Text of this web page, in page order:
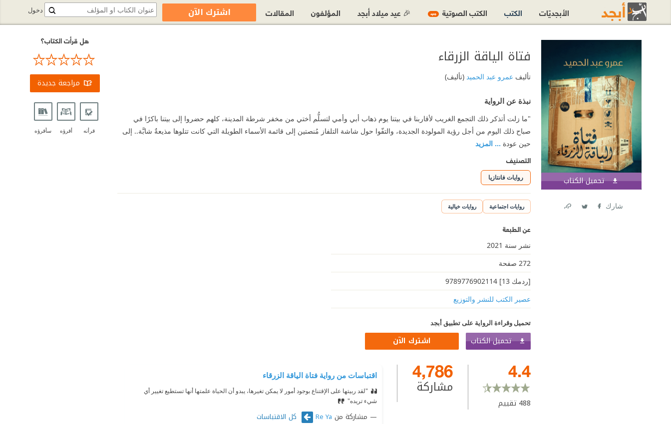
تحميل الكتاب اشترك الآن
شارك
فتاة الياقة الزرقاء
تأليف عمرو عبد الحميد(تأليف)
نبذة عن الرواية
"ما زلت أتذكر ذلك التجمع الغريب لأقاربنا في بيتنا يوم ذهاب أبي وأمي لتسلُّم أختي من مخفر شرطة المدينة، كلهم حضروا إلى بيتنا باكرًا في
صباح ذلك اليوم من أجل رؤية المولودة الجديدة، والتفّوا حول شاشة التلفاز مُنصتين إلى قائمة الأسماء الطويلة التي كانت تتلوها مذيعةٌ شابَّة.. إلى
حين عودة ... المزيد
التصنيف
روايات فانتازيا
روايات اجتماعية روايات خيالية
عن الطبعة
نشر سنة 2021
272 صفحة
[ردمك 13] 9789776902114
عصير الكتب للنشر والتوزيع
تحميل وقراءة الرواية على تطبيق أبجد
تحميل الكتاب اشترك الآن
4.4
488 تقييم
4,786
مشاركة
اقتباسات من رواية فتاة الياقة الزرقاء
"لقد ربيتها على الإقتناع بوجود أمور لا يمكن تغيرها، يبدو أن الحياة علمتها أنها تستطيع تغيير أي
شيء تريده"
مشاركة من Re Ya كل الاقتباسات
هل قرأت الكتاب؟
مراجعة جديدة
قرأته أقرؤه سأقرؤه
دخول الأبجديّات الكتب الكتب الصوتية جديد 🎉 عيد ميلاد أبجد المؤلفون المقالات اشترك الآن